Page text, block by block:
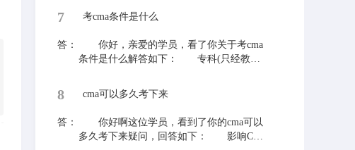
级或高级会计师证书。 ACCA的全面合
注：满足上述任意一条即可。 最后欢迎
其他学员们提出更多的问题，老师时刻为学
以如果报考了英文考试，是需要英语答卷
的。 如果学员们还有什么不了解的地方
可以关注本站，查看答疑下的相关问题，希
望能够解决大家疑惑。
7 考cma条件是什么
答：
你好，亲爱的学员，看了你关于考cma
条件是什么解答如下： 专科(只经教育
大专学历将不予接受) 本科(只接受经过
教育部认可的本科学位，只有学历证书而没
有学位将不予接受) 研究生及以上(经过
教育部认可的硕士或博士学历均可以接受)
持有中国注册会计师协会认证的注册会
8 cma可以多久考下来
答：
你好啊这位学员，看到了你的cma可以
多久考下来疑问，回答如下： 影响CMA